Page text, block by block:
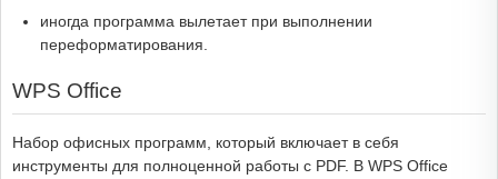
иногда программа вылетает при выполнении
переформатирования.
WPS Office
Набор офисных программ, который включает в себя
инструменты для полноценной работы с PDF. В WPS Office